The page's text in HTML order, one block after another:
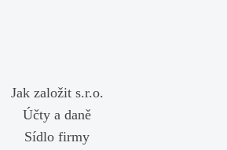
Jak založit s.r.o.
Účty a daně
Sídlo firmy